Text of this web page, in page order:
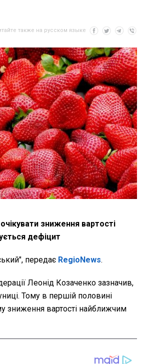
также на русском языке
зниження вартості
дефіцит
передає RegioNews.
Леонід Козаченко зазначив,
Тому в першій половині
зниження вартості найближчим